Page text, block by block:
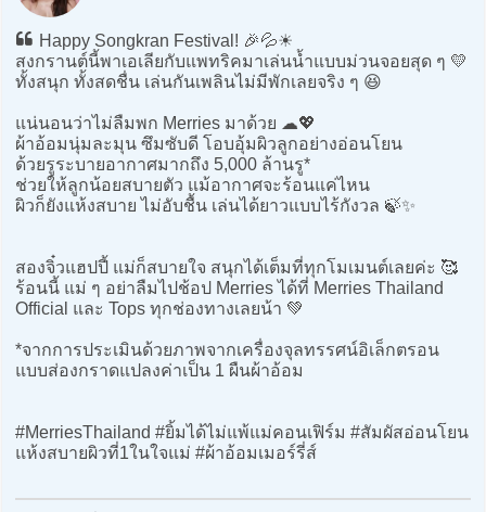
Happy Songkran Festival! 🎉💦☀️
สงกรานต์นี้พาเอเลียกับแพทริคมาเล่นน้ำแบบม่วนจอยสุด ๆ 💛
ทั้งสนุก ทั้งสดชื่น เล่นกันเพลินไม่มีพักเลยจริง ๆ 😆
แน่นอนว่าไม่ลืมพก Merries มาด้วย ☁️💖
ผ้าอ้อมนุ่มละมุน ซึมซับดี โอบอุ้มผิวลูกอย่างอ่อนโยน
ด้วยรูระบายอากาศมากถึง 5,000 ล้านรู*
ช่วยให้ลูกน้อยสบายตัว แม้อากาศจะร้อนแค่ไหน
ผิวก็ยังแห้งสบาย ไม่อับชื้น เล่นได้ยาวแบบไร้กังวล 🍃✨
สองจิ๋วแฮปปี้ แม่ก็สบายใจ สนุกได้เต็มที่ทุกโมเมนต์เลยค่ะ 🥰
ร้อนนี้ แม่ ๆ อย่าลืมไปช้อป Merries ได้ที่ Merries Thailand
Official และ Tops ทุกช่องทางเลยน้า 💚
*จากการประเมินด้วยภาพจากเครื่องจุลทรรศน์อิเล็กตรอน
แบบส่องกราดแปลงค่าเป็น 1 ผืนผ้าอ้อม
#MerriesThailand #ยิ้มได้ไม่แพ้แม่คอนเฟิร์ม #สัมผัสอ่อนโยน
แห้งสบายผิวที่1ในใจแม่ #ผ้าอ้อมเมอร์รี่ส์